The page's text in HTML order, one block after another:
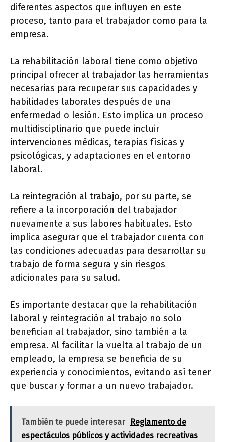
diferentes aspectos que influyen en este
proceso, tanto para el trabajador como para la
empresa.
La rehabilitación laboral tiene como objetivo
principal ofrecer al trabajador las herramientas
necesarias para recuperar sus capacidades y
habilidades laborales después de una
enfermedad o lesión. Esto implica un proceso
multidisciplinario que puede incluir
intervenciones médicas, terapias físicas y
psicológicas, y adaptaciones en el entorno
laboral.
La reintegración al trabajo, por su parte, se
refiere a la incorporación del trabajador
nuevamente a sus labores habituales. Esto
implica asegurar que el trabajador cuenta con
las condiciones adecuadas para desarrollar su
trabajo de forma segura y sin riesgos
adicionales para su salud.
Es importante destacar que la rehabilitación
laboral y reintegración al trabajo no solo
benefician al trabajador, sino también a la
empresa. Al facilitar la vuelta al trabajo de un
empleado, la empresa se beneficia de su
experiencia y conocimientos, evitando así tener
que buscar y formar a un nuevo trabajador.
También te puede interesar
Reglamento de
espectáculos públicos y actividades recreativas